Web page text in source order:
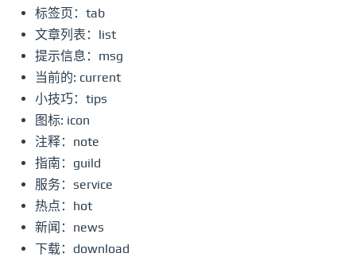
标签页：tab
文章列表：list
提示信息：msg
当前的: current
小技巧：tips
图标: icon
注释：note
指南：guild
服务：service
热点：hot
新闻：news
下载：download